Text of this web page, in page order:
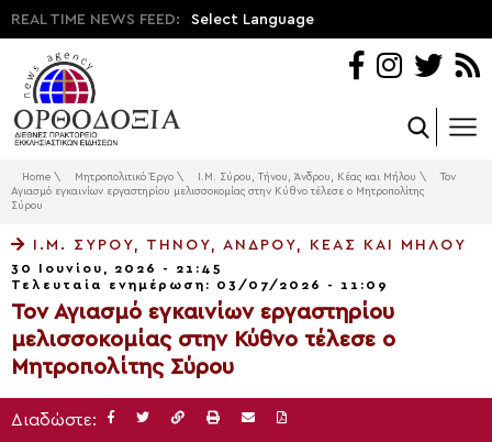
REAL TIME NEWS FEED: Select Language
Home \ Μητροπολιτικό Έργο \ Ι.Μ. Σύρου, Τήνου, Άνδρου, Κέας και Μήλου \
Τον
Αγιασμό εγκαινίων εργαστηρίου μελισσοκομίας στην Κύθνο τέλεσε ο Μητροπολίτης
Σύρου
Ι.Μ. ΣΎΡΟΥ, ΤΉΝΟΥ, ΆΝΔΡΟΥ, ΚΈΑΣ ΚΑΙ ΜΉΛΟΥ
30 Ιουνίου, 2026 - 21:45
Τελευταία ενημέρωση: 03/07/2026 - 11:09
Τον Αγιασμό εγκαινίων εργαστηρίου
μελισσοκομίας στην Κύθνο τέλεσε ο
Μητροπολίτης Σύρου
Διαδώστε: